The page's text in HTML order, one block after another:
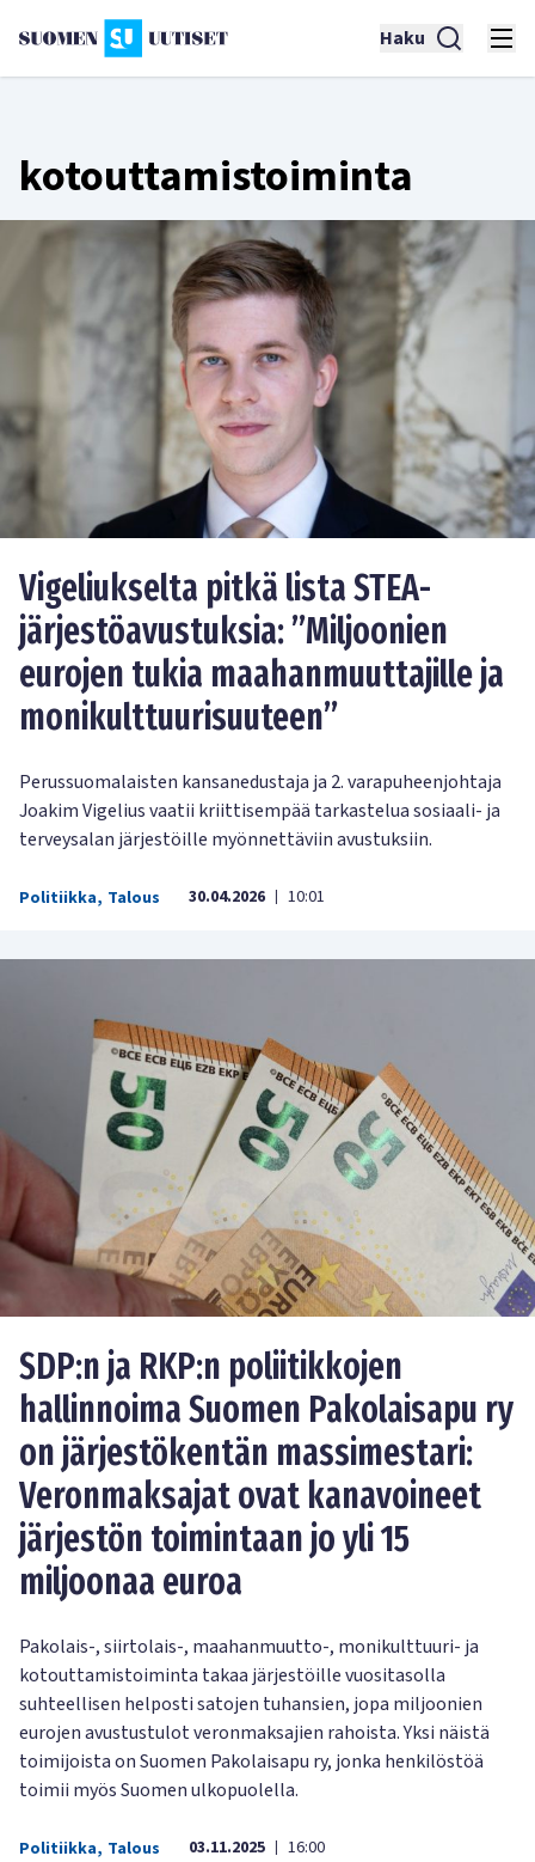
Haku
kotouttamistoiminta
Vigeliukselta pitkä lista STEA-
järjestöavustuksia: ”Miljoonien
eurojen tukia maahanmuuttajille ja
monikulttuurisuuteen”
Perussuomalaisten kansanedustaja ja 2. varapuheenjohtaja
Joakim Vigelius vaatii kriittisempää tarkastelua sosiaali- ja
terveysalan järjestöille myönnettäviin avustuksiin.
Politiikka, Talous 30.04.2026 | 10:01
SDP:n ja RKP:n poliitikkojen
hallinnoima Suomen Pakolaisapu ry
on järjestökentän massimestari:
Veronmaksajat ovat kanavoineet
järjestön toimintaan jo yli 15
miljoonaa euroa
Pakolais-, siirtolais-, maahanmuutto-, monikulttuuri- ja
kotouttamistoiminta takaa järjestöille vuositasolla
suhteellisen helposti satojen tuhansien, jopa miljoonien
eurojen avustustulot veronmaksajien rahoista. Yksi näistä
toimijoista on Suomen Pakolaisapu ry, jonka henkilöstöä
toimii myös Suomen ulkopuolella.
Politiikka, Talous 03.11.2025 | 16:00